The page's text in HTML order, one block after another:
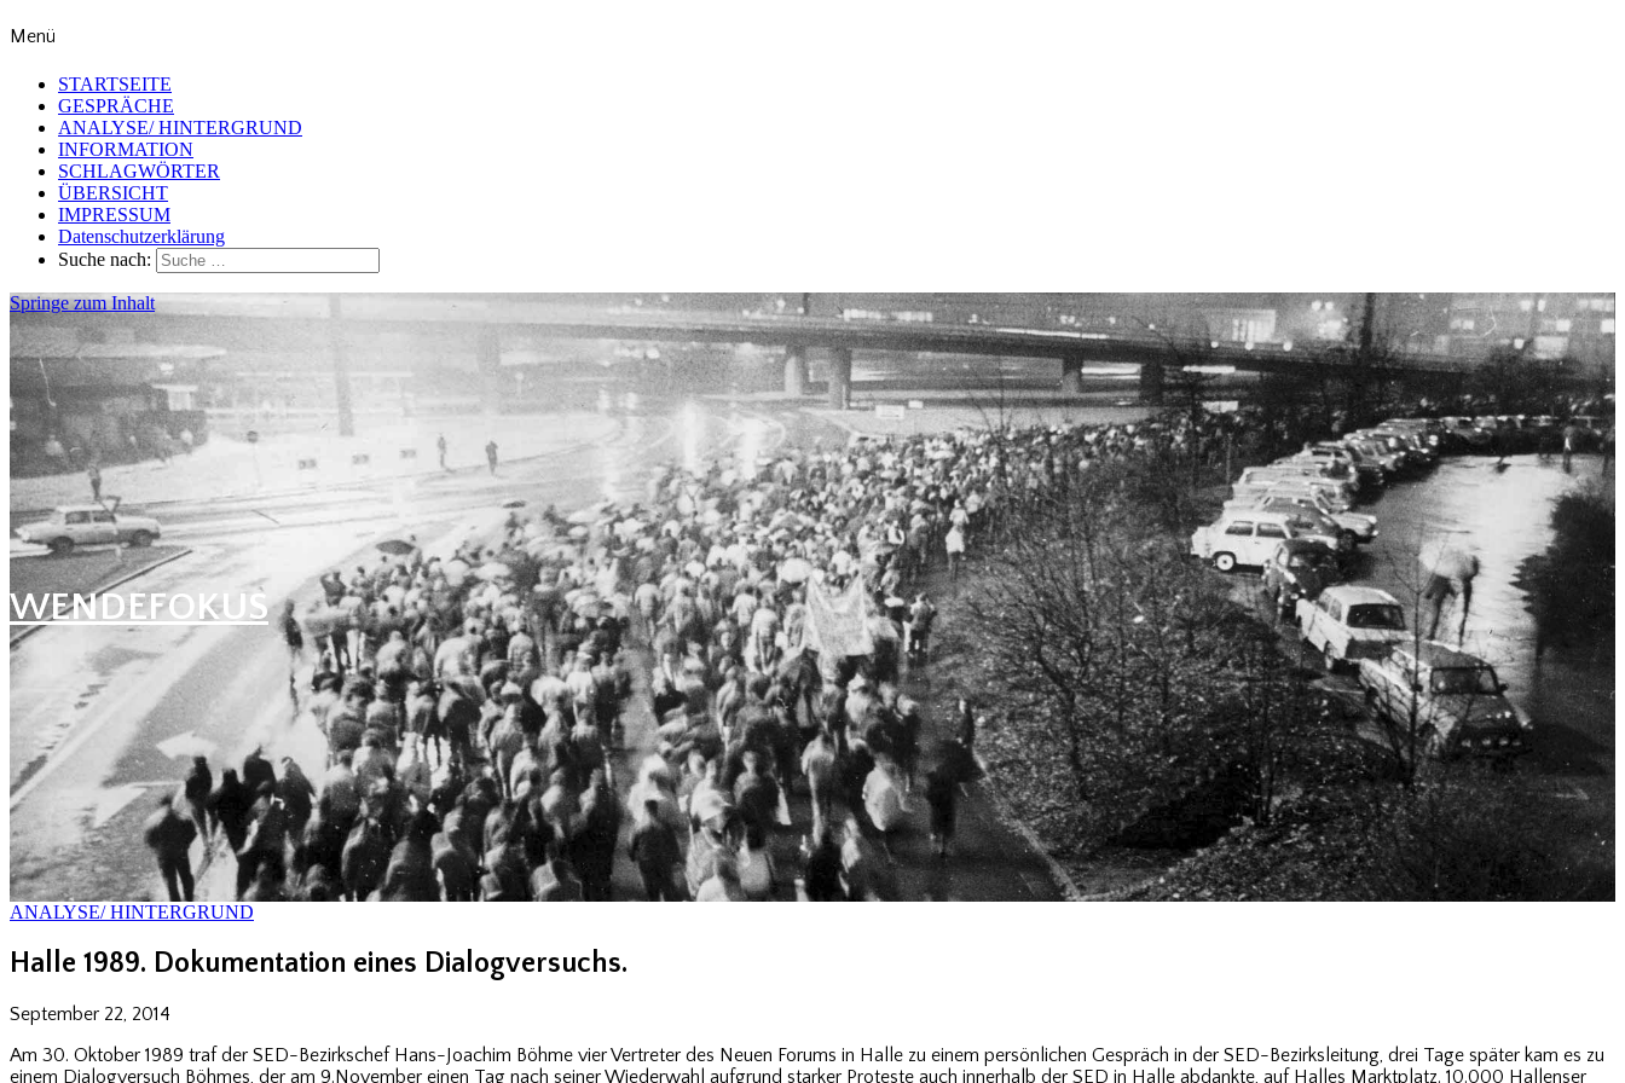
Menü
STARTSEITE
GESPRÄCHE
ANALYSE/ HINTERGRUND
INFORMATION
SCHLAGWÖRTER
ÜBERSICHT
IMPRESSUM
Datenschutzerklärung
Suche nach:
Springe zum Inhalt
WENDEFOKUS
ANALYSE/ HINTERGRUND
Halle 1989. Dokumentation eines Dialogversuchs.
September 22, 2014
Am 30. Oktober 1989 traf der SED-Bezirkschef Hans-Joachim Böhme vier Vertreter des Neuen Forums in Halle zu einem persönlichen Gespräch in der SED-Bezirksleitung, drei Tage später kam es zu
einem Dialogversuch Böhmes, der am 9.November einen Tag nach seiner Wiederwahl aufgrund starker Proteste auch innerhalb der SED in Halle abdankte, auf Halles Marktplatz. 10.000 Hallenser